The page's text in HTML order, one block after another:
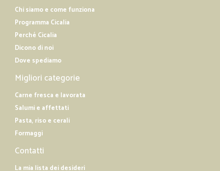
Chi siamo e come funziona
Programma Cicalia
Perché Cicalia
Dicono di noi
Dove spediamo
Migliori categorie
Carne fresca e lavorata
Salumi e affettati
Pasta, riso e cerali
Formaggi
Contatti
La mia lista dei desideri